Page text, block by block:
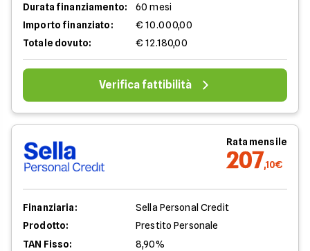
Durata finanziamento:
60 mesi
Importo finanziato:
€ 10.000,00
Totale dovuto:
€ 12.180,00
Verifica fattibilità
Rata mensile
207,10€
Finanziaria:
Sella Personal Credit
Prodotto:
Prestito Personale
TAN Fisso:
8,90%